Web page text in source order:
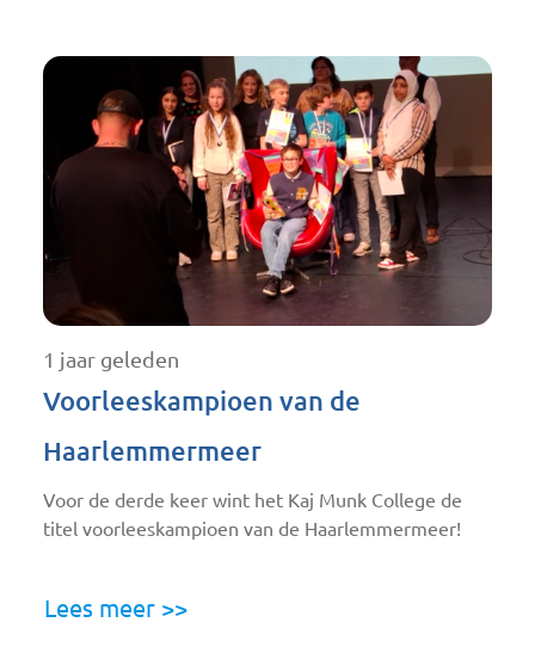
1 jaar geleden
Voorleeskampioen van de
Haarlemmermeer
Voor de derde keer wint het Kaj Munk College de
titel voorleeskampioen van de Haarlemmermeer!
Lees meer >>